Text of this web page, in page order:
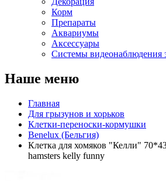
Корм
Препараты
Аквариумы
Аксессуары
Cистемы видеонаблюдения
Наше меню
Главная
Для грызунов и хорьков
Клетки-переноски-кормушки
Benelux (Бельгия)
Клетка для хомяков "Келли"
hamsters kelly funny